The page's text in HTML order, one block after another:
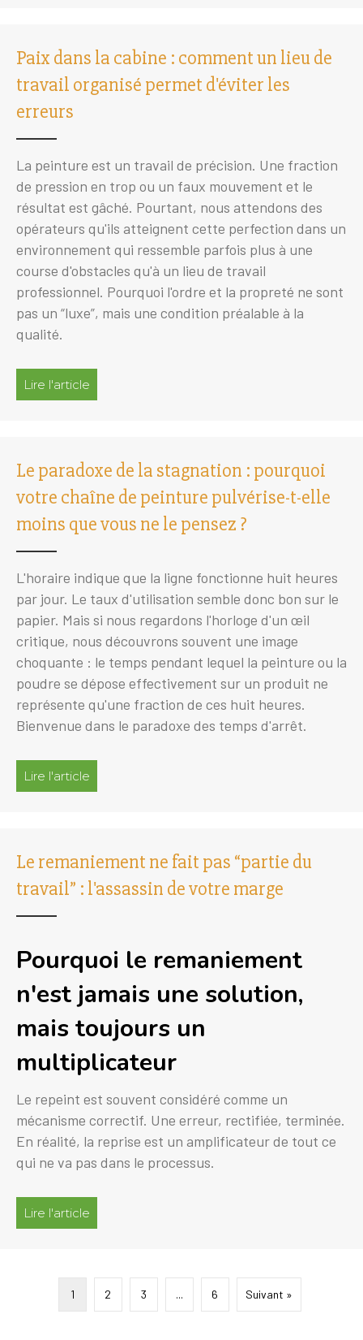
Paix dans la cabine : comment un lieu de
travail organisé permet d'éviter les
erreurs
La peinture est un travail de précision. Une fraction
de pression en trop ou un faux mouvement et le
résultat est gâché. Pourtant, nous attendons des
opérateurs qu'ils atteignent cette perfection dans un
environnement qui ressemble parfois plus à une
course d'obstacles qu'à un lieu de travail
professionnel. Pourquoi l'ordre et la propreté ne sont
pas un “luxe”, mais une condition préalable à la
qualité.
Lire l'article
Le paradoxe de la stagnation : pourquoi
votre chaîne de peinture pulvérise-t-elle
moins que vous ne le pensez ?
L'horaire indique que la ligne fonctionne huit heures
par jour. Le taux d'utilisation semble donc bon sur le
papier. Mais si nous regardons l'horloge d'un œil
critique, nous découvrons souvent une image
choquante : le temps pendant lequel la peinture ou la
poudre se dépose effectivement sur un produit ne
représente qu'une fraction de ces huit heures.
Bienvenue dans le paradoxe des temps d'arrêt.
Lire l'article
Le remaniement ne fait pas “partie du
travail” : l'assassin de votre marge
Pourquoi le remaniement
n'est jamais une solution,
mais toujours un
multiplicateur
Le repeint est souvent considéré comme un
mécanisme correctif. Une erreur, rectifiée, terminée.
En réalité, la reprise est un amplificateur de tout ce
qui ne va pas dans le processus.
Lire l'article
1 2 3 ... 6 Suivant »